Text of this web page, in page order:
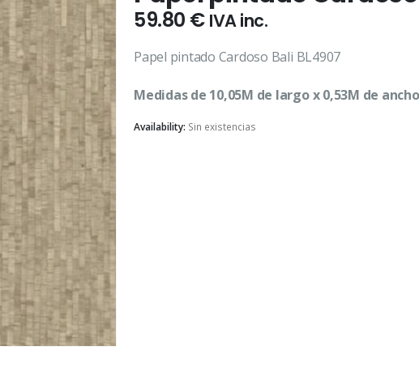
59.80 € IVA inc.
Papel pintado Cardoso Bali BL4907
Medidas de 10,05M de largo x 0,53M de ancho
Availability: Sin existencias